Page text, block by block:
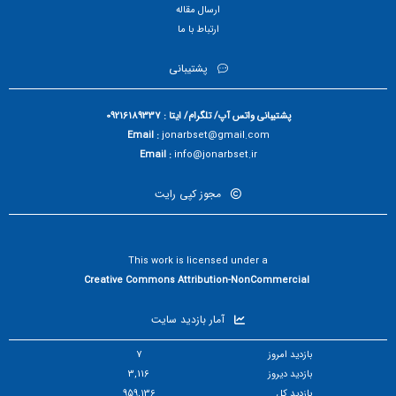
ارسال مقاله
ارتباط با ما
پشتیبانی
پشتیبانی واتس آپ/ تلگرام/ ایتا : 09216189337
Email :jonarbset@gmail.com
Email :info@jonarbset.ir
مجوز کپی رایت
This work is licensed under a
آمار بازدید سایت
بازدید امروز
7
بازدید دیروز
3,116